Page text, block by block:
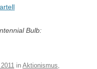
Bulb:
in Aktionismus,